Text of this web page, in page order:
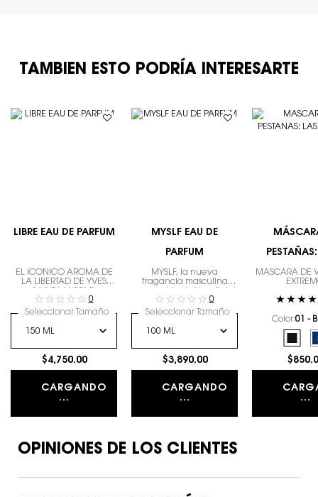
TAMBIEN ESTO PODRÍA INTERESARTE
LIBRE EAU DE PARFUM
EL ICÓNICO AROMA DE
LA LIBERTAD DE YVES
0
Seleccionar Tamaño
$4,750.00
CARGANDO
...
MYSLF EAU DE
PARFUM
MYSLF, la nueva
fragancia masculina
Laurent. La expresión del
hombre que eres con
0
Seleccionar Tamaño
$3,890.00
CARGANDO
...
MÁSCARA DE
Color:01 -
01 -
...
PDP Reviews
OPINIONES DE LOS CLIENTES